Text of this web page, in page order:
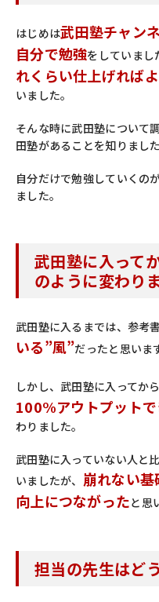
はじめは武田塾チャン
自分で勉強をしていまし
れくらい仕上げれば
いました。
そんな時に武田塾について
田塾があることを知りました
自分だけで勉強していくの
ました。
武田塾に入って
のように変わり
武田塾に入るまでは、参考
いる”風”だったと思いま
しかし、武田塾に入ってか
100%アウトプット
わりました。
武田塾に入っていない人と
いましたが、 崩れない
向上につながったと思
担当の先生はど